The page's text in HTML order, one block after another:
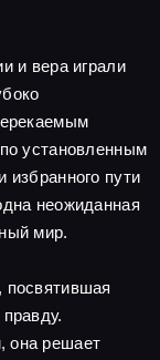
и вера играли
установленным
избранного пути
неожиданная
мир.
она решает